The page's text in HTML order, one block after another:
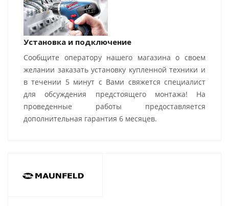
Установка и подключение
Сообщите оператору нашего магазина о своем
желании заказать установку купленной техники и
в течении 5 минут с Вами свяжется специалист
для обсуждения предстоящего монтажа! На
проведенные работы предоставляется
дополнительная гарантия 6 месяцев.